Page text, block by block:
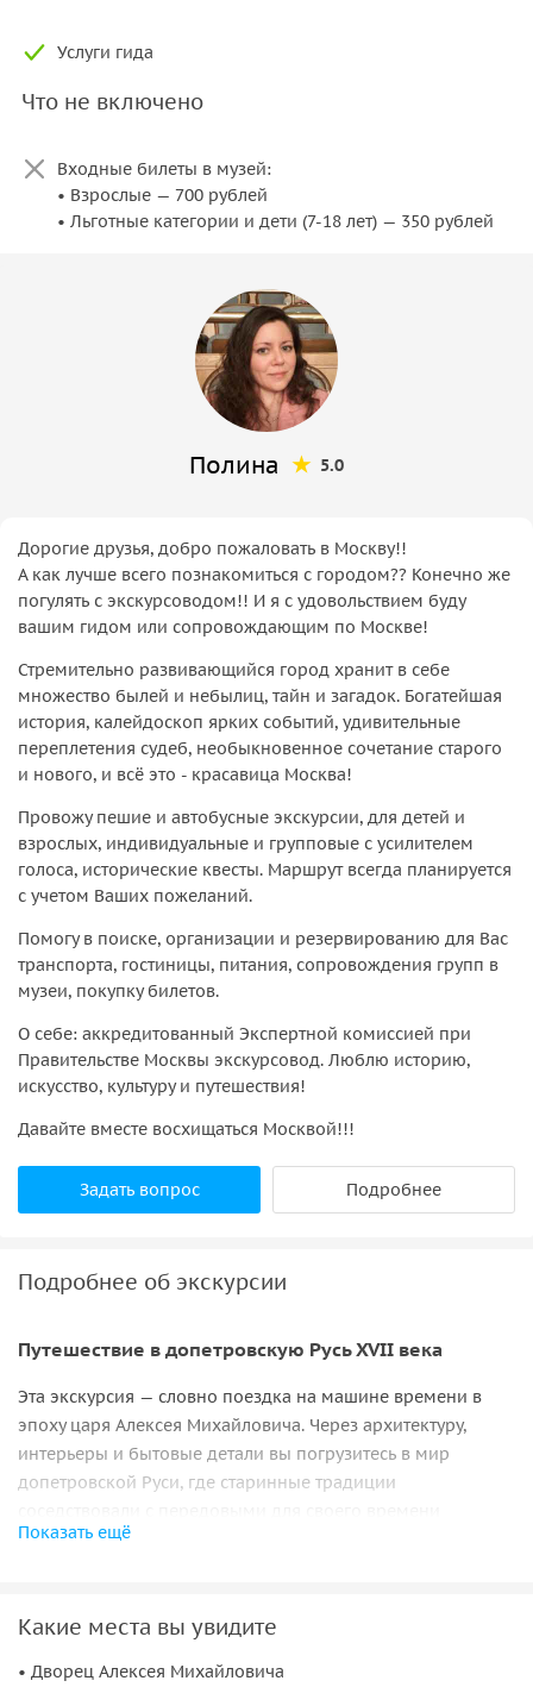
Услуги гида
Что не включено
Входные билеты в музей:
• Взрослые — 700 рублей
• Льготные категории и дети (7-18 лет) — 350 рублей
Полина 5.0
Дорогие друзья, добро пожаловать в Москву!!
А как лучше всего познакомиться с городом?? Конечно же
погулять с экскурсоводом!! И я с удовольствием буду
вашим гидом или сопровождающим по Москве!
Стремительно развивающийся город хранит в себе
множество былей и небылиц, тайн и загадок. Богатейшая
история, калейдоскоп ярких событий, удивительные
переплетения судеб, необыкновенное сочетание старого
и нового, и всё это - красавица Москва!
Провожу пешие и автобусные экскурсии, для детей и
взрослых, индивидуальные и групповые с усилителем
голоса, исторические квесты. Маршрут всегда планируется
с учетом Ваших пожеланий.
Помогу в поиске, организации и резервированию для Вас
транспорта, гостиницы, питания, сопровождения групп в
музеи, покупку билетов.
О себе: аккредитованный Экспертной комиссией при
Правительстве Москвы экскурсовод. Люблю историю,
искусство, культуру и путешествия!
Давайте вместе восхищаться Москвой!!!
Задать вопрос Подробнее
Подробнее об экскурсии
Путешествие в допетровскую Русь XVII века
Эта экскурсия — словно поездка на машине времени в
эпоху царя Алексея Михайловича. Через архитектуру,
интерьеры и бытовые детали вы погрузитесь в мир
допетровской Руси, где старинные традиции
технологиями, а царский двор жил по строгому, но
«Восьмое чудо света» и государев быт
Загородную резиденцию в Коломенском современники
Показать ещё
Какие места вы увидите
• Дворец Алексея Михайловича